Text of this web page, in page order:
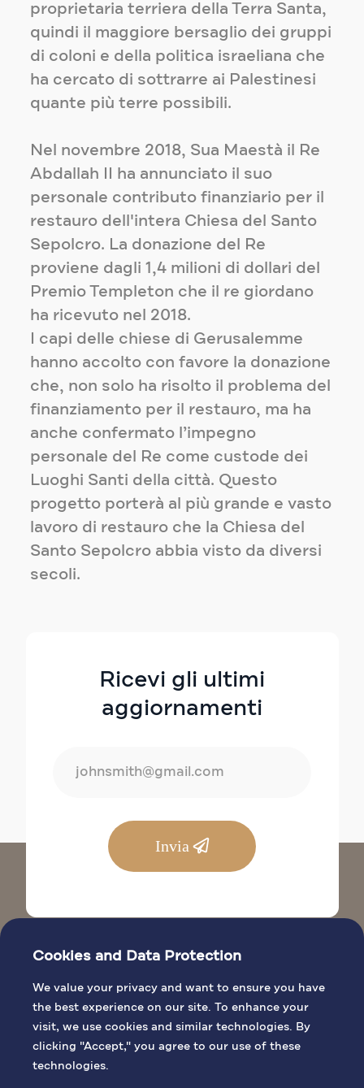
proprietaria terriera della Terra Santa,
quindi il maggiore bersaglio dei gruppi
di coloni e della politica israeliana che
ha cercato di sottrarre ai Palestinesi
quante più terre possibili.
Nel novembre 2018, Sua Maestà il Re
Abdallah II ha annunciato il suo
personale contributo finanziario per il
restauro dell'intera Chiesa del Santo
Sepolcro. La donazione del Re
proviene dagli 1,4 milioni di dollari del
Premio Templeton che il re giordano
ha ricevuto nel 2018.
I capi delle chiese di Gerusalemme
hanno accolto con favore la donazione
che, non solo ha risolto il problema del
finanziamento per il restauro, ma ha
anche confermato l’impegno
personale del Re come custode dei
Luoghi Santi della città. Questo
progetto porterà al più grande e vasto
lavoro di restauro che la Chiesa del
Santo Sepolcro abbia visto da diversi
secoli.
Cookies and Data Protection
We value your privacy and want to ensure you have
the best experience on our site. To enhance your
visit, we use cookies and similar technologies. By
clicking "Accept," you agree to our use of these
technologies.
Ricevi gli ultimi
aggiornamenti
Invia
SITI BIBLICI
INFORMAZIONI GENERALI
ATTIVITÀ DI PELLEGRINAGGIO